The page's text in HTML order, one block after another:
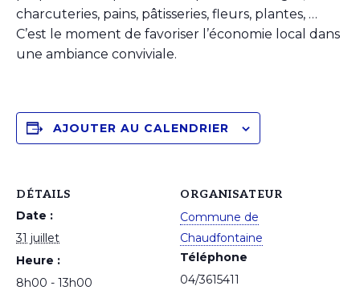
charcuteries, pains, pâtisseries, fleurs, plantes, …
C’est le moment de favoriser l’économie local dans
une ambiance conviviale.
AJOUTER AU CALENDRIER
DÉTAILS
Date :
31 juillet
Heure :
8h00 - 13h00
ORGANISATEUR
Commune de
Chaudfontaine
Téléphone
04/3615411